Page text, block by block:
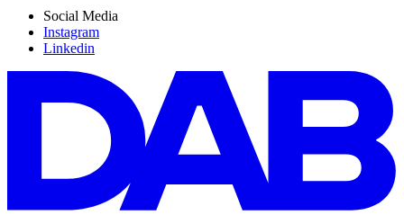
Social Media
Instagram
Linkedin